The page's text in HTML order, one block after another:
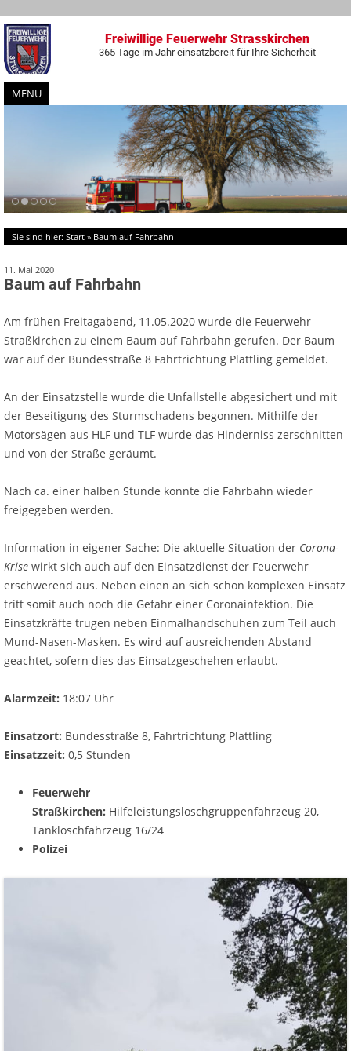
Freiwillige Feuerwehr Strasskirchen
365 Tage im Jahr einsatzbereit für Ihre Sicherheit
MENÜ
Zum
Inhalt
springen
Sie sind hier: Start » Baum auf Fahrbahn
11. Mai 2020
Baum auf Fahrbahn
Am frühen Freitagabend, 11.05.2020 wurde die Feuerwehr
Straßkirchen zu einem Baum auf Fahrbahn gerufen. Der Baum
war auf der Bundesstraße 8 Fahrtrichtung Plattling gemeldet.
An der Einsatzstelle wurde die Unfallstelle abgesichert und mit
der Beseitigung des Sturmschadens begonnen. Mithilfe der
Motorsägen aus HLF und TLF wurde das Hinderniss zerschnitten
und von der Straße geräumt.
Nach ca. einer halben Stunde konnte die Fahrbahn wieder
freigegeben werden.
Information in eigener Sache: Die aktuelle Situation der Corona-
Krise wirkt sich auch auf den Einsatzdienst der Feuerwehr
erschwerend aus. Neben einen an sich schon komplexen Einsatz
tritt somit auch noch die Gefahr einer Coronainfektion. Die
Einsatzkräfte trugen neben Einmalhandschuhen zum Teil auch
Mund-Nasen-Masken. Es wird auf ausreichenden Abstand
geachtet, sofern dies das Einsatzgeschehen erlaubt.
Alarmzeit: 18:07 Uhr
Einsatzort: Bundesstraße 8, Fahrtrichtung Plattling
Einsatzzeit: 0,5 Stunden
Feuerwehr
Straßkirchen: Hilfeleistungslöschgruppenfahrzeug 20,
Tanklöschfahrzeug 16/24
Polizei